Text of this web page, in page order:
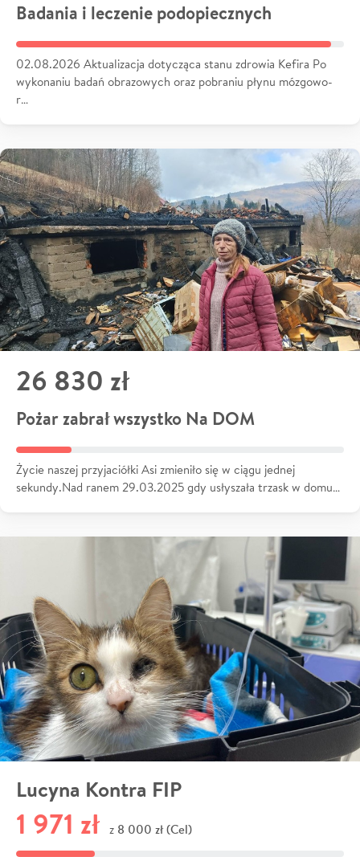
Badania i leczenie podopiecznych
02.08.2026 Aktualizacja dotycząca stanu zdrowia Kefira Po
wykonaniu badań obrazowych oraz pobraniu płynu mózgowo-
r…
26 830 zł
Pożar zabrał wszystko Na DOM
Życie naszej przyjaciółki Asi zmieniło się w ciągu jednej
sekundy.Nad ranem 29.03.2025 gdy usłyszała trzask w domu…
Lucyna Kontra FIP
1 971 zł z 8 000 zł (Cel)